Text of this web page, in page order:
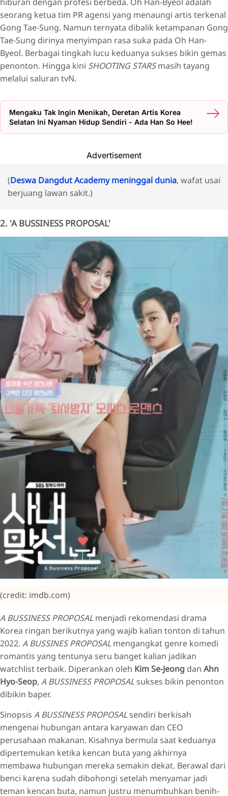
seorang ketua tim PR agensi yang menaungi artis terkenal
Gong Tae-Sung. Namun ternyata dibalik ketampanan Gong
Tae-Sung dirinya menyimpan rasa suka pada Oh Han-
Byeol. Berbagai tingkah lucu keduanya sukses bikin gemas
penonton. Hingga kini SHOOTING STARSmasih tayang
melalui saluran tvN.
Mengaku Tak Ingin Menikah, Deretan Artis Korea
Selatan Ini Nyaman Hidup Sendiri - Ada Han So Hee!
Advertisement
(Deswa Dangdut Academy meninggal dunia, wafat usai
berjuang lawan sakit.)
2. 'A BUSSINESS PROPOSAL'
(credit: imdb.com)
A BUSSINESS PROPOSAL menjadi rekomendasi drama
Korea ringan berikutnya yang wajib kalian tonton di tahun
2022. A BUSSINES PROPOSAL mengangkat genre komedi
romantis yang tentunya seru banget kalian jadikan
watchlist terbaik. Diperankan oleh Kim Se-Jeong dan Ahn
Hyo-Seop, A BUSSINESS PROPOSALsukses bikin penonton
dibikin baper.
Sinopsis A BUSSINESS PROPOSALsendiri berkisah
mengenai hubungan antara karyawan dan CEO
perusahaan makanan. Kisahnya bermula saat keduanya
dipertemukan ketika kencan buta yang akhirnya
membawa hubungan mereka semakin dekat. Berawal dari
benci karena sudah dibohongi setelah menyamar jadi
teman kencan buta, namun justru menumbuhkan benih-